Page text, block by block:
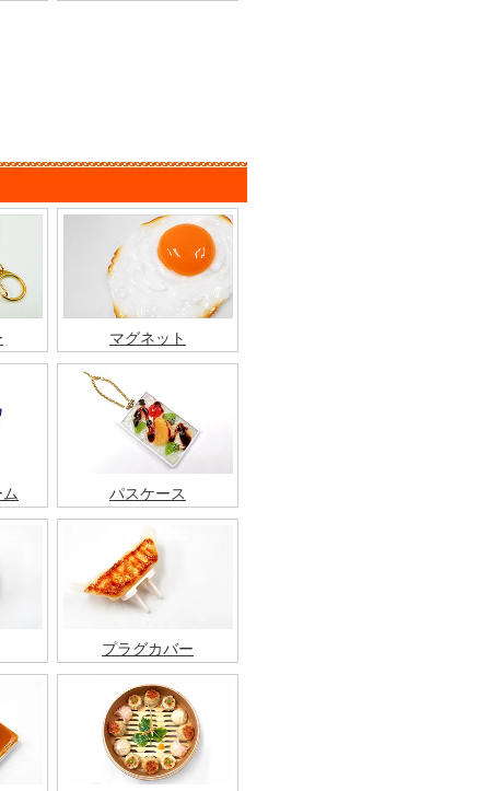
マグネット
パスケース
プラグカバー